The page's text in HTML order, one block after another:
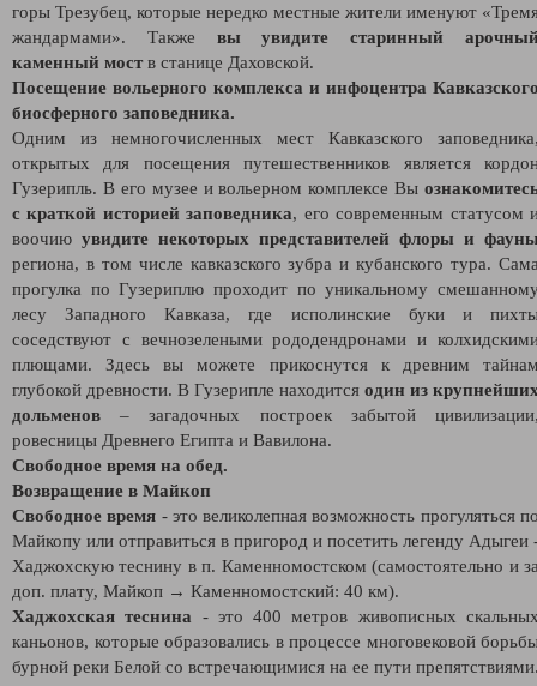
горы Трезубец, которые нередко местные жители именуют
жандармами». Также вы увидите старинный
каменный моств станице Даховской.
Посещение вольерного комплекса и инфоцентра
биосферного заповедника.
Одним из немногочисленных мест Кавказского
открытых для посещения путешественников является
Гузерипль. В его музее и вольерном комплексе Вы
с краткой историей заповедника, его современным статусом
воочию увидите некоторых представителей флоры и
региона, в том числе кавказского зубра и кубанского тура.
прогулка по Гузериплю проходит по уникальному
лесу Западного Кавказа, где исполинские буки и
соседствуют с вечнозелеными рододендронами и
плющами. Здесь вы можете прикоснутся к древним
глубокой древности. В Гузерипле находится один из
дольменов – загадочных построек забытой
ровесницы Древнего Египта и Вавилона.
Свободное время на обед.
Возвращение в Майкоп
Свободное время - это великолепная возможность прогуляться
Майкопу или отправиться в пригород и посетить легенду Адыгеи
Хаджохскую теснину в п. Каменномостском (самостоятельно и
доп. плату, Майкоп → Каменномостский: 40 км).
Хаджохская теснина - это 400 метров живописных
каньонов, которые образовались в процессе многовековой
бурной реки Белой со встречающимися на ее пути